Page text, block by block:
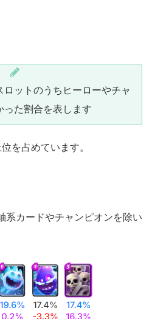
ロットのうちヒーローやチャ
った割合を表します
を占めています。
系カードやチャンピオンを除い